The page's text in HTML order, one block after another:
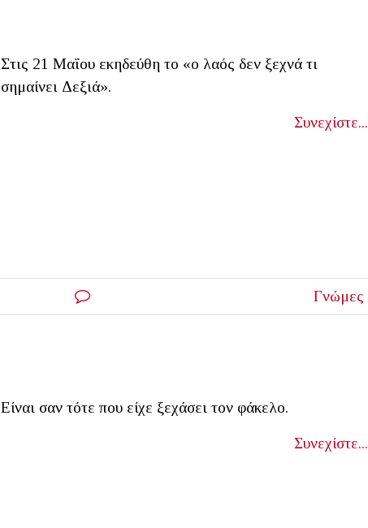
Στις 21 Μαΐου εκηδεύθη το «ο λαός δεν ξεχνά τι
σημαίνει Δεξιά».
Συνεχίστε...
Γνώμες
Είναι σαν τότε που είχε ξεχάσει τον φάκελο.
Συνεχίστε...